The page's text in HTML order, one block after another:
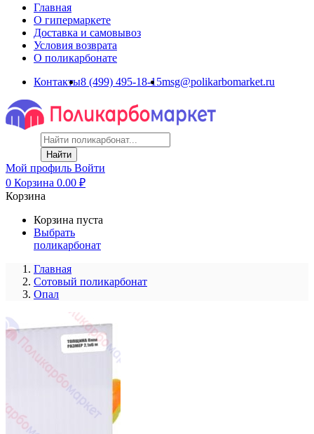
Главная
О гипермаркете
Доставка и самовывоз
Условия возврата
О поликарбонате
Контакты8 (499) 495-18-15msg@polikarbomarket.ru
Найти
Мой профиль Войти
0 Корзина 0.00 ₽
Корзина
Корзина пуста
Выбрать
поликарбонат
Главная
Сотовый поликарбонат
Опал